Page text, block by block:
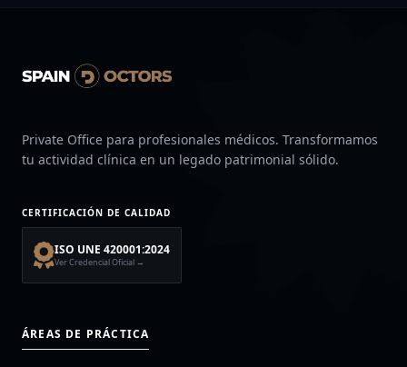
Private Office para profesionales médicos. Transformamos
tu actividad clínica en un legado patrimonial sólido.
CERTIFICACIÓN DE CALIDAD
ISO UNE 420001:2024
Ver Credencial Oficial →
ÁREAS DE PRÁCTICA